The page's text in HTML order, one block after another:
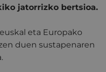
jatorrizko bertsioa.
euskal eta Europako
duen sustapenaren